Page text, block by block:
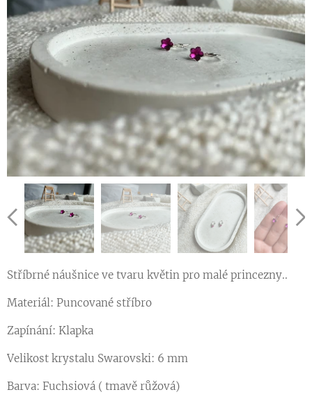
Stříbrné náušnice ve tvaru květin pro malé princezny.. ♥
Materiál: Puncované stříbro
Zapínání: Klapka
Velikost krystalu Swarovski: 6 mm
Barva: Fuchsiová ( tmavě růžová)